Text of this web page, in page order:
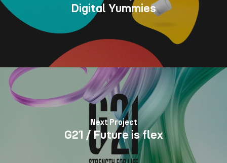
Digital Yummies
Next Project
G21 / Future is flex